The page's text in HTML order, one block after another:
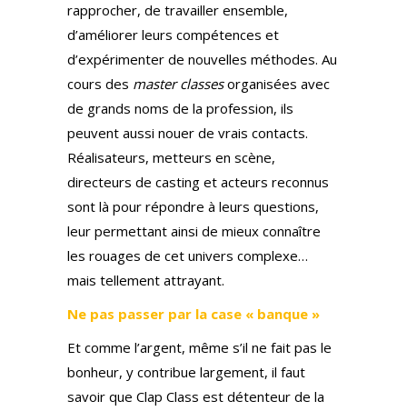
rapprocher, de travailler ensemble,
d’améliorer leurs compétences et
d’expérimenter de nouvelles méthodes. Au
cours des master classesorganisées avec
de grands noms de la profession, ils
peuvent aussi nouer de vrais contacts.
Réalisateurs, metteurs en scène,
directeurs de casting et acteurs reconnus
sont là pour répondre à leurs questions,
leur permettant ainsi de mieux connaître
les rouages de cet univers complexe…
mais tellement attrayant.
Ne pas passer par la case « banque »
Et comme l’argent, même s’il ne fait pas le
bonheur, y contribue largement, il faut
savoir que Clap Class est détenteur de la